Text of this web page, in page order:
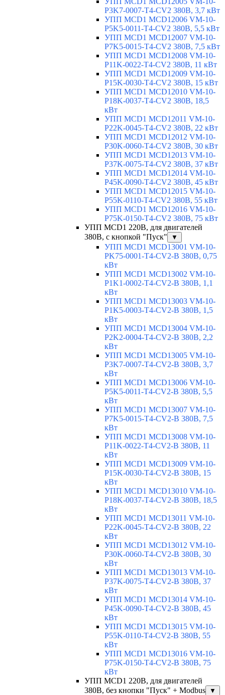
P3K7-0007-T4-CV2 380В, 3,7 кВт
УПП MCD1 MCD12006 VM-10-
P5K5-0011-T4-CV2 380В, 5,5 кВт
УПП MCD1 MCD12007 VM-10-
P7K5-0015-T4-CV2 380В, 7,5 кВт
УПП MCD1 MCD12008 VM-10-
P11K-0022-T4-CV2 380В, 11 кВт
УПП MCD1 MCD12009 VM-10-
P15K-0030-T4-CV2 380В, 15 кВт
УПП MCD1 MCD12010 VM-10-
P18K-0037-T4-CV2 380В, 18,5
кВт
УПП MCD1 MCD12011 VM-10-
P22K-0045-T4-CV2 380В, 22 кВт
УПП MCD1 MCD12012 VM-10-
P30K-0060-T4-CV2 380В, 30 кВт
УПП MCD1 MCD12013 VM-10-
P37K-0075-T4-CV2 380В, 37 кВт
УПП MCD1 MCD12014 VM-10-
P45K-0090-T4-CV2 380В, 45 кВт
УПП MCD1 MCD12015 VM-10-
P55K-0110-T4-CV2 380В, 55 кВт
УПП MCD1 MCD12016 VM-10-
P75K-0150-T4-CV2 380В, 75 кВт
УПП MCD1 220В, для двигателей
380В, с кнопкой "Пуск"
▼
УПП MCD1 MCD13001 VM-10-
PK75-0001-T4-CV2-B 380В, 0,75
кВт
УПП MCD1 MCD13002 VM-10-
P1K1-0002-T4-CV2-B 380В, 1,1
кВт
УПП MCD1 MCD13003 VM-10-
P1K5-0003-T4-CV2-B 380В, 1,5
кВт
УПП MCD1 MCD13004 VM-10-
P2K2-0004-T4-CV2-B 380В, 2,2
кВт
УПП MCD1 MCD13005 VM-10-
P3K7-0007-T4-CV2-B 380В, 3,7
кВт
УПП MCD1 MCD13006 VM-10-
P5K5-0011-T4-CV2-B 380В, 5,5
кВт
УПП MCD1 MCD13007 VM-10-
P7K5-0015-T4-CV2-B 380В, 7,5
кВт
УПП MCD1 MCD13008 VM-10-
P11K-0022-T4-CV2-B 380В, 11
кВт
УПП MCD1 MCD13009 VM-10-
P15K-0030-T4-CV2-B 380В, 15
кВт
УПП MCD1 MCD13010 VM-10-
P18K-0037-T4-CV2-B 380В, 18,5
кВт
УПП MCD1 MCD13011 VM-10-
P22K-0045-T4-CV2-B 380В, 22
кВт
УПП MCD1 MCD13012 VM-10-
P30K-0060-T4-CV2-B 380В, 30
кВт
УПП MCD1 MCD13013 VM-10-
P37K-0075-T4-CV2-B 380В, 37
кВт
УПП MCD1 MCD13014 VM-10-
P45K-0090-T4-CV2-B 380В, 45
кВт
УПП MCD1 MCD13015 VM-10-
P55K-0110-T4-CV2-B 380В, 55
кВт
УПП MCD1 MCD13016 VM-10-
P75K-0150-T4-CV2-B 380В, 75
кВт
УПП MCD1 220В, для двигателей
380В, без кнопки "Пуск" + Modbus
▼